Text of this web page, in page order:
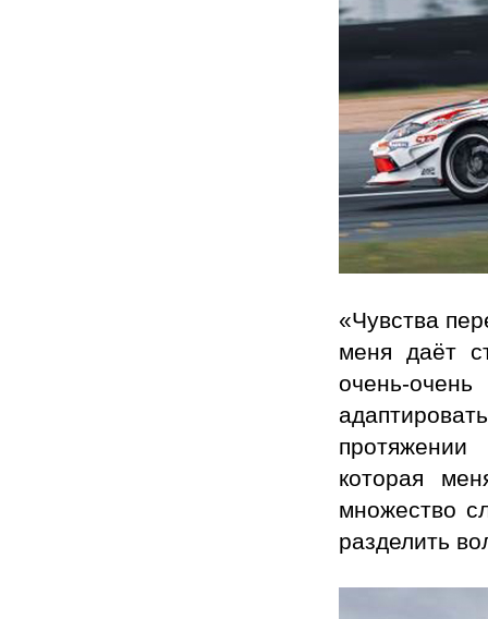
«Чувства
меня даёт
очень-
которая
множество
разделить